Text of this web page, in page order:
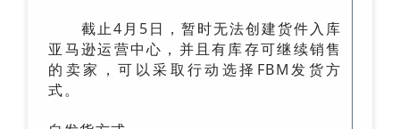
截止4月5日，暂时无法创建货件入库
亚马逊运营中心，并且有库存可继续销售
的卖家，可以采取行动选择FBM发货方
式。